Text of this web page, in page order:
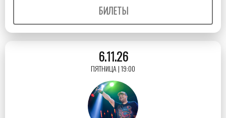
БИЛЕТЫ
6.11.26
ПЯТНИЦА | 19:00